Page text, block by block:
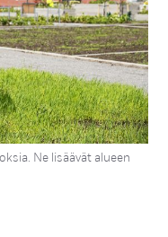
Ne lisäävät alueen